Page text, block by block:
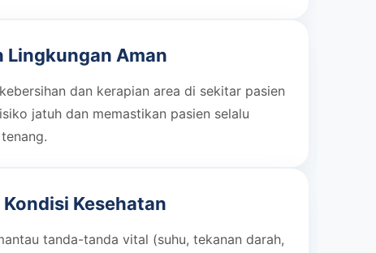
Lingkungan Aman
dan kerapian area di sekitar pasien
jatuh dan memastikan pasien selalu
Kesehatan
tanda-tanda vital (suhu, tekanan darah,